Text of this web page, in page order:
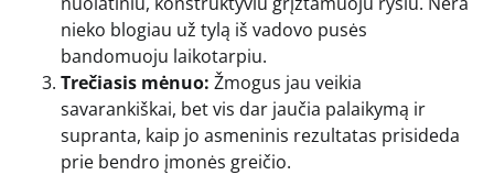
nieko blogiau už tylą iš vadovo pusės
bandomuoju laikotarpiu.
Trečiasis mėnuo: Žmogus jau veikia
savarankiškai, bet vis dar jaučia palaikymą ir
supranta, kaip jo asmeninis rezultatas prisideda
prie bendro įmonės greičio.